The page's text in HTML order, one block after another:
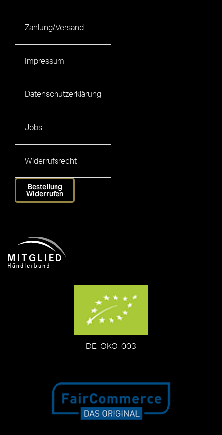
Zahlung/Versand
Impressum
Datenschutzerklärung
Jobs
Widerrufsrecht
Bestellung
Widerrufen
DE-ÖKO-003